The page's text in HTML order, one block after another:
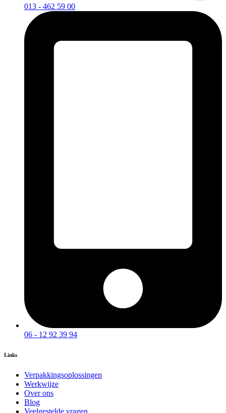
013 - 462 59 00
06 - 12 92 39 94
Links
Verpakkingsoplossingen
Werkwijze
Over ons
Blog
Veelgestelde vragen